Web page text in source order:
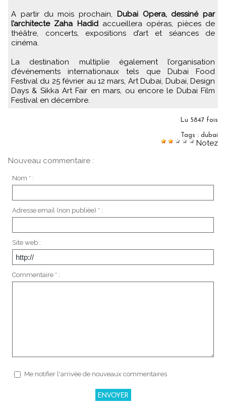
A partir du mois prochain, Dubai Opera, dessiné par
l’architecte Zaha Hadidaccueillera opéras, pièces de
théâtre, concerts, expositions d’art et séances de
cinéma.
La destination multiplie également l’organisation
d’événements internationaux tels que Dubai Food
Festival du 25 février au 12 mars, Art Dubai, Dubai, Design
Days & Sikka Art Fair en mars, ou encore le Dubai Film
Festival en décembre.
Lu 5847 fois
Tags : dubai
Notez
Nouveau commentaire :
Nom * :
Adresse email (non publiée) * :
Site web :
Commentaire * :
Me notifier l'arrivée de nouveaux commentaires